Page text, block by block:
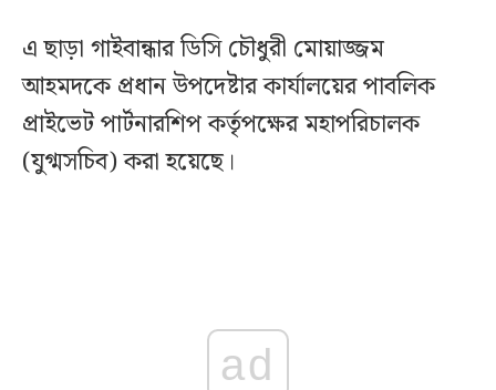
এ ছাড়া গাইবান্ধার ডিসি চৌধুরী মোয়াজ্জম
আহমদকে প্রধান উপদেষ্টার কার্যালয়ের পাবলিক
প্রাইভেট পার্টনারশিপ কর্তৃপক্ষের মহাপরিচালক
(যুগ্মসচিব) করা হয়েছে।
ad